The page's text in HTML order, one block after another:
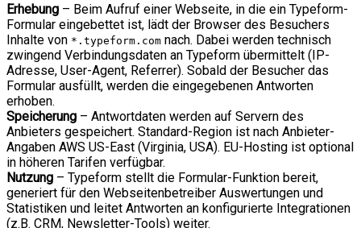
Erhebung – Beim Aufruf einer Webseite, in die ein Typeform-
Formular eingebettet ist, lädt der Browser des Besuchers
Inhalte von *.typeform.com nach. Dabei werden technisch
zwingend Verbindungsdaten an Typeform übermittelt (IP-
Adresse, User-Agent, Referrer). Sobald der Besucher das
Formular ausfüllt, werden die eingegebenen Antworten
erhoben.
Speicherung – Antwortdaten werden auf Servern des
Anbieters gespeichert. Standard-Region ist nach Anbieter-
Angaben AWS US-East (Virginia, USA). EU-Hosting ist optional
in höheren Tarifen verfügbar.
Nutzung – Typeform stellt die Formular-Funktion bereit,
generiert für den Webseitenbetreiber Auswertungen und
Statistiken und leitet Antworten an konfigurierte Integrationen
(z.B. CRM, Newsletter-Tools) weiter.